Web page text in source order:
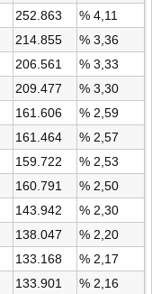
252.863
% 4,11
214.855
% 3,36
206.561
% 3,33
209.477
% 3,30
161.606
% 2,59
161.464
% 2,57
159.722
% 2,53
160.791
% 2,50
143.942
% 2,30
138.047
% 2,20
133.168
% 2,17
133.901
% 2,16